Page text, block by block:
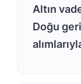
Altın
Doğu